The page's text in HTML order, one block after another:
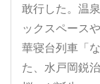
敢行した。温
ックスペース
華寝台列車「
た、水戸岡鋭